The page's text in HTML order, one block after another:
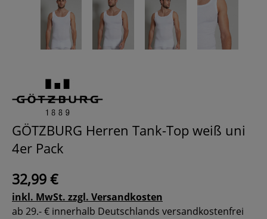
GÖTZBURG Herren Tank-Top weiß uni
4er Pack
32,99 €
inkl. MwSt. zzgl. Versandkosten
ab 29.- € innerhalb Deutschlands versandkostenfrei